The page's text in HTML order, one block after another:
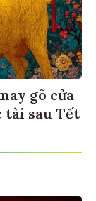
gõ cửa
tài sau Tết